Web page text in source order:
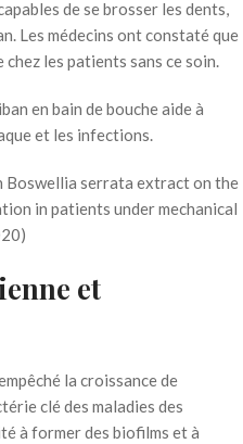
de se brosser les dents,
Les médecins ont constaté que
les patients sans ce soin.
en bain de bouche aide à
et les infections.
serrata extract on the
in patients under mechanical
et
la croissance de
clé des maladies des
à former des biofilms et à